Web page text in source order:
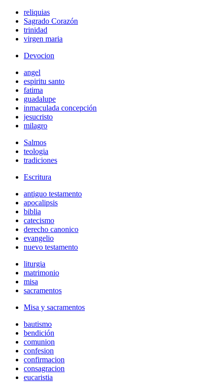
reliquias
Sagrado Corazón
trinidad
virgen maria
Devocion
angel
espiritu santo
fatima
guadalupe
inmaculada concepción
jesucristo
milagro
Salmos
teologia
tradiciones
Escritura
antiguo testamento
apocalipsis
biblia
catecismo
derecho canonico
evangelio
nuevo testamento
liturgia
matrimonio
misa
sacramentos
Misa y sacramentos
bautismo
bendición
comunion
confesion
confirmacion
consagracion
eucaristia